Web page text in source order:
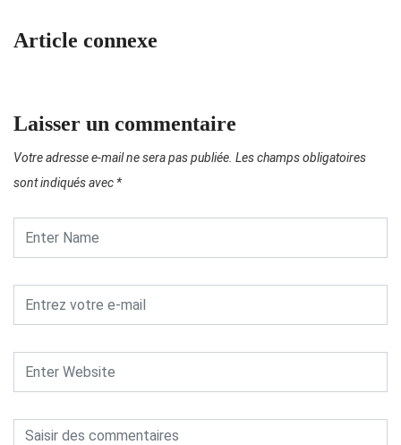
Article connexe
Laisser un commentaire
Votre adresse e-mail ne sera pas publiée. Les champs obligatoires
sont indiqués avec *